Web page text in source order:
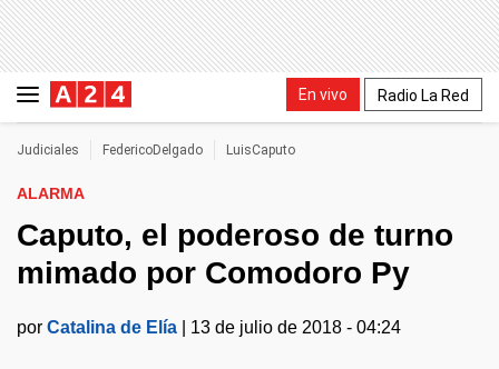
En vivo Radio La Red
Judiciales FedericoDelgado LuisCaputo
ALARMA
Caputo, el poderoso de turno
mimado por Comodoro Py
por Catalina de Elía 13 de julio de 2018 - 04:24